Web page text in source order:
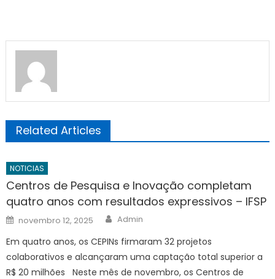
Related Articles
NOTICIAS
Centros de Pesquisa e Inovação completam
quatro anos com resultados expressivos – IFSP
Posted
on
novembro 12, 2025 Author
Admin
Em quatro anos, os CEPINs firmaram 32 projetos
colaborativos e alcançaram uma captação total superior a
R$ 20 milhões Neste mês de novembro, os Centros de